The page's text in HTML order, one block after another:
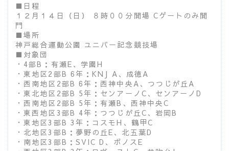
■日程
１２月１４日（日） ８時００分開場 Cゲートのみ開
門
■場所
神戸総合運動公園 ユニバー記念競技場
■対象団
・4部B：有瀬E、学園H
・東地区2部B 6年：KNJ A、成徳A
・西南地区2部B 6年：西神中央A、つつじが丘A
・東北地区2部B 5年：センアーノC、センアーノD
・西南地区2部B 5年：有瀬B、西神中央C
・東西地区3部B 4年：つつじが丘C、岩岡B
・東地区3部B 3年：コスモH、鶴甲C
・北地区3部B：夢野の丘E、北五葉D
・南地区3部B：SVIC D、ボノスE